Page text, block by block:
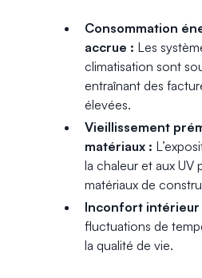
Consommation
accrue : Les
climatisation sont
entraînant des
élevées.
Vieillissement
matériaux :
la chaleur et aux UV
matériaux de
Inconfort intérieur
fluctuations de
la qualité de vie.